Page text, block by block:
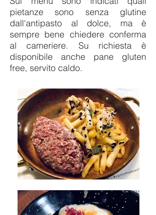
pietanze sono senza glutine
dall'antipasto al dolce, ma è
sempre bene chiedere conferma
al cameriere. Su richiesta è
disponibile anche pane gluten
free, servito caldo.